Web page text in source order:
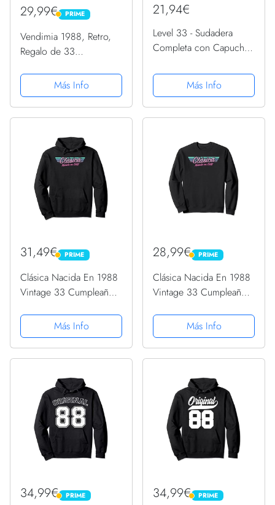
29,99€ PRIME
PRIME
Vendimia 1988, Retro,
Regalo de 33
Más Info
21,94€
Level 33 - Sudadera
Completa con Capucha
33, Regalo, Juego Retro
Azul Blanco S
Más Info
31,49€ PRIME
PRIME
Clásica Nacida En 1988
Vintage 33 Cumpleaños
con Capucha
Más Info
28,99€ PRIME
PRIME
Clásica Nacida En 1988
Vintage 33 Cumpleaños
Más Info
34,99€ PRIME
PRIME 34,99€ PRIME
PRIME